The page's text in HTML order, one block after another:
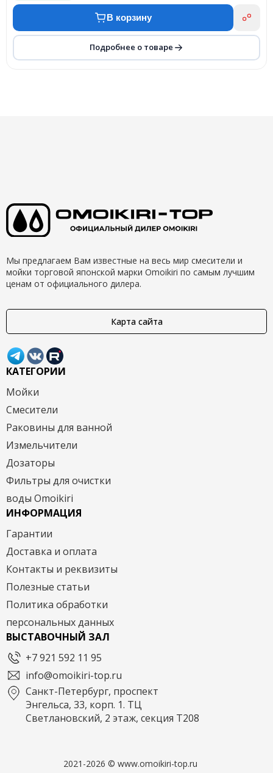
В корзину
Подробнее о товаре
Мы предлагаем Вам известные на весь мир смесители и
мойки торговой японской марки Omoikiri по самым лучшим
ценам от официального дилера.
Карта сайта
КАТЕГОРИИ
Мойки
Смесители
Раковины для ванной
Измельчители
Дозаторы
Фильтры для очистки
воды Omoikiri
ИНФОРМАЦИЯ
Гарантии
Доставка и оплата
Контакты и реквизиты
Полезные статьи
Политика обработки
персональных данных
ВЫСТАВОЧНЫЙ ЗАЛ
+7 921 592 11 95
info@omoikiri-top.ru
Санкт-Петербург, проспект
Энгельса, 33, корп. 1. ТЦ
Светлановский, 2 этаж, секция Т208
2021-2026 © www.omoikiri-top.ru